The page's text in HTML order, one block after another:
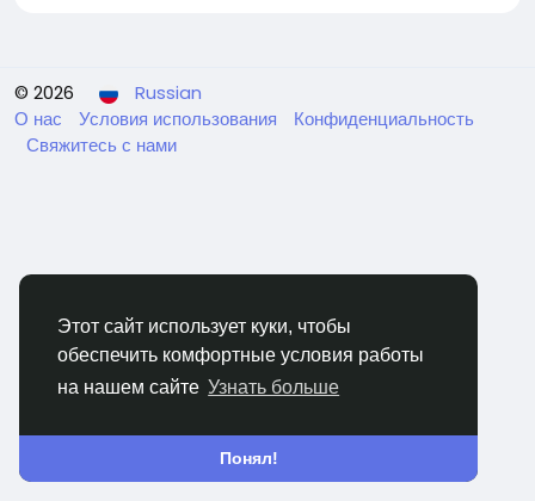
Этот сайт использует куки, чтобы
обеспечить комфортные условия работы
на нашем сайте Узнать больше
Понял!
© 2026
Russian
О нас
Условия использования
Конфиденциальность
Свяжитесь с нами